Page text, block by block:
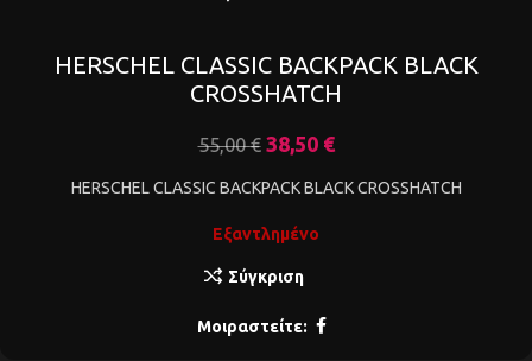
HERSCHEL CLASSIC BACKPACK BLACK
CROSSHATCH
55,00€ 38,50 €
HERSCHEL CLASSIC BACKPACK BLACK CROSSHATCH
Εξαντλημένο
Σύγκριση
Μοιραστείτε: